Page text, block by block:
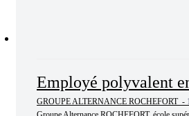
Employé polyvalent
GROUPE ALTERNANCE ROCHEFORT -